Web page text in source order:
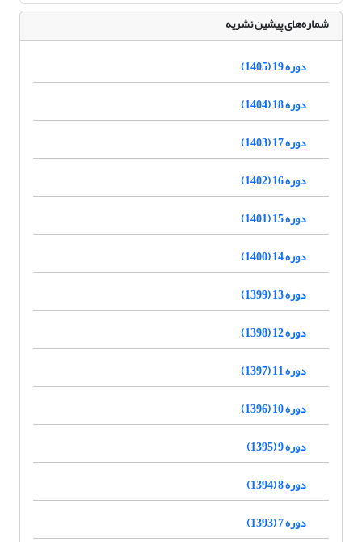
شماره‌های پیشین نشریه
دوره 19 (1405)
دوره 18 (1404)
دوره 17 (1403)
دوره 16 (1402)
دوره 15 (1401)
دوره 14 (1400)
دوره 13 (1399)
دوره 12 (1398)
دوره 11 (1397)
دوره 10 (1396)
دوره 9 (1395)
دوره 8 (1394)
دوره 7 (1393)